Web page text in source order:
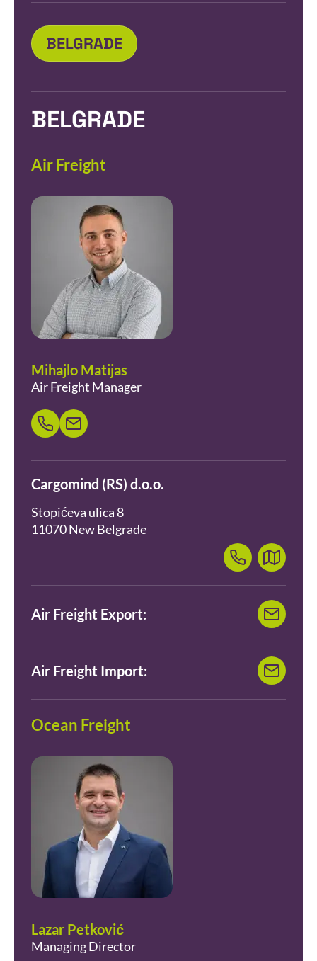
BELGRADE
BELGRADE
Air Freight
Mihajlo Matijas
Air Freight Manager
Cargomind (RS) d.o.o.
Stopićeva ulica 8
11070 New Belgrade
Air Freight Export:
Air Freight Import:
Ocean Freight
Lazar Petković
Managing Director